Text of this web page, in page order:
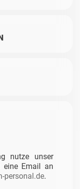
nutze unser
eine Email an
personal.de.